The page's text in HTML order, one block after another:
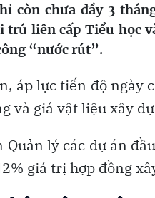
còn chưa đầy 3
trú liên cấp Tiểu học
“nước rút”.
áp lực tiến độ ngày
và giá vật liệu xây
Quản lý các dự án
giá trị hợp đồng